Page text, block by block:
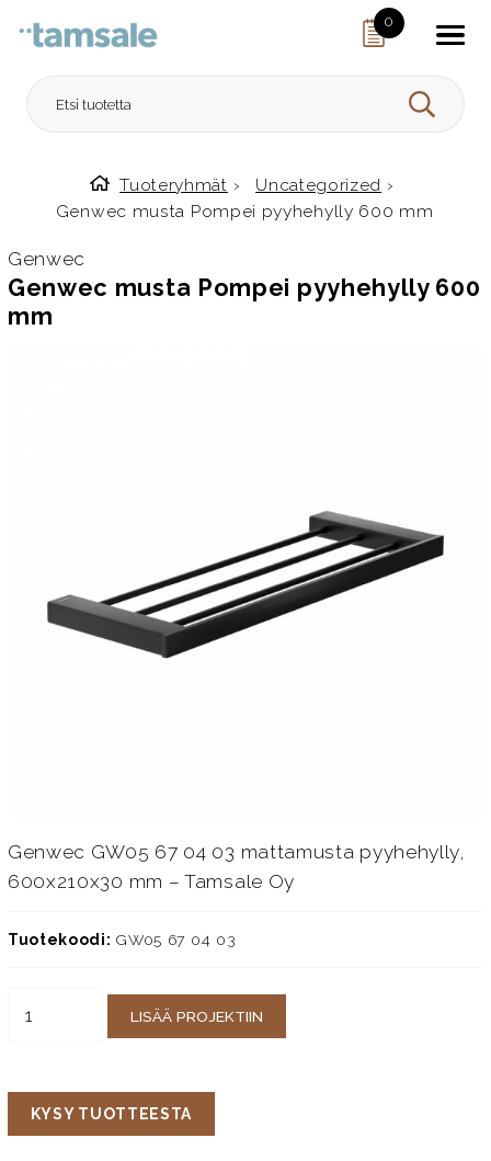
0
HAE
Etusivulle
Tuoteryhmät › Uncategorized ›
Genwec musta Pompei pyyhehylly 600 mm
Genwec
Genwec musta Pompei pyyhehylly 600
mm
Genwec GW05 67 04 03 mattamusta pyyhehylly,
600x210x30 mm – Tamsale Oy
Tuotekoodi: GW05 67 04 03
LISÄÄ PROJEKTIIN
KYSY TUOTTEESTA